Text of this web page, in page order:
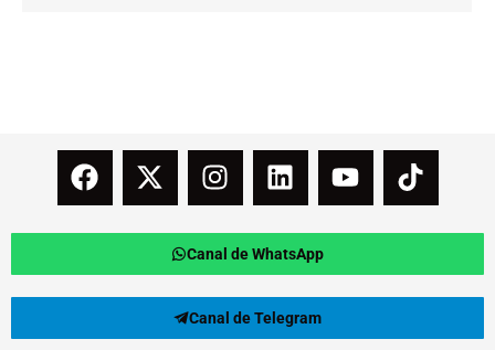
Canal de WhatsApp
Canal de Telegram